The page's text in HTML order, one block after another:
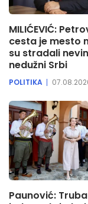
MILIĆEVIĆ:
cesta je mesto
su stradali
nedužni Srbi
POLITIKA
Paunović: